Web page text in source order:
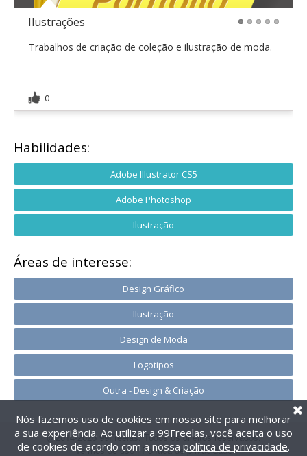
Ilustrações
Trabalhos de criação de coleção e ilustração de moda.
0
Habilidades:
Adobe Illustrator CS5
Adobe Photoshop
Ilustração
Áreas de interesse:
Design Gráfico
Ilustração
Design de Moda
Logotipos
Outra - Design & Criação
@2014-2026 99Freelas. Todos os direitos reservados.
Termos de uso| Política de privacidade
Nós fazemos uso de cookies em nosso site para melhorar
a sua experiência. Ao utilizar a 99Freelas, você aceita o uso
de cookies de acordo com a nossa política de privacidade.